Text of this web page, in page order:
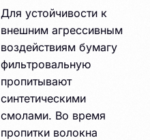
Для устойчивости к
внешним агрессивным
воздействиям бумагу
фильтровальную
пропитывают
синтетическими
смолами. Во время
пропитки волокна